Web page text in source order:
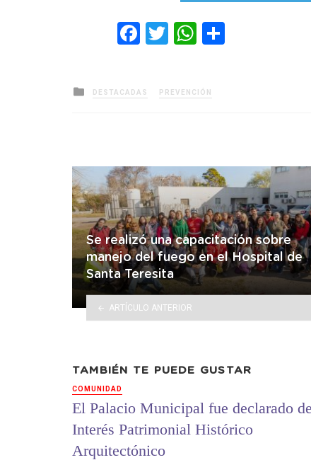
Facebook
TwitterWhatsApp
Posted
in
DESTACADAS PREVENCIÓN
Se realizó una capacitación sobre
manejo del fuego en el Hospital de
Santa Teresita
ARTÍCULO ANTERIOR
TAMBIÉN TE PUEDE GUSTAR
COMUNIDAD
El Palacio Municipal fue declarado de
Interés Patrimonial Histórico
Arquitectónico